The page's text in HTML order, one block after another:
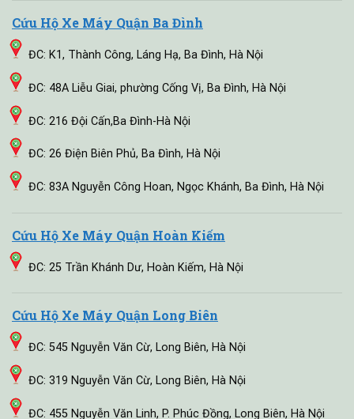
Cứu Hộ Xe Máy Quận Ba Đình
ĐC: K1, Thành Công, Láng Hạ, Ba Đình, Hà Nội
ĐC: 48A Liễu Giai, phường Cống Vị, Ba Đình, Hà Nội
ĐC: 216 Đội Cấn,Ba Đình-Hà Nội
ĐC: 26 Điện Biên Phủ, Ba Đình, Hà Nội
ĐC: 83A Nguyễn Công Hoan, Ngọc Khánh, Ba Đình, Hà Nội
Cứu Hộ Xe Máy Quận Hoàn Kiếm
ĐC: 25 Trần Khánh Dư, Hoàn Kiếm, Hà Nội
Cứu Hộ Xe Máy Quận Long Biên
ĐC: 545 Nguyễn Văn Cừ, Long Biên, Hà Nội
ĐC: 319 Nguyễn Văn Cừ, Long Biên, Hà Nội
ĐC: 455 Nguyễn Văn Linh, P. Phúc Đồng, Long Biên, Hà Nội